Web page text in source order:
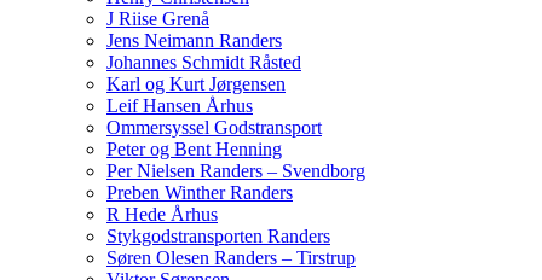
J Riise Grenå
Jens Neimann Randers
Johannes Schmidt Råsted
Karl og Kurt Jørgensen
Leif Hansen Århus
Ommersyssel Godstransport
Peter og Bent Henning
Per Nielsen Randers – Svendborg
Preben Winther Randers
R Hede Århus
Stykgodstransporten Randers
Søren Olesen Randers – Tirstrup